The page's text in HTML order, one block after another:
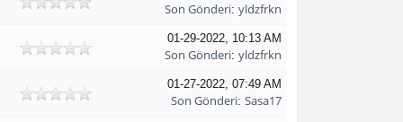
Son Gönderi: yldzfrkn
01-29-2022, 10:13 AM
Son Gönderi: yldzfrkn
01-27-2022, 07:49 AM
Son Gönderi: Sasa17